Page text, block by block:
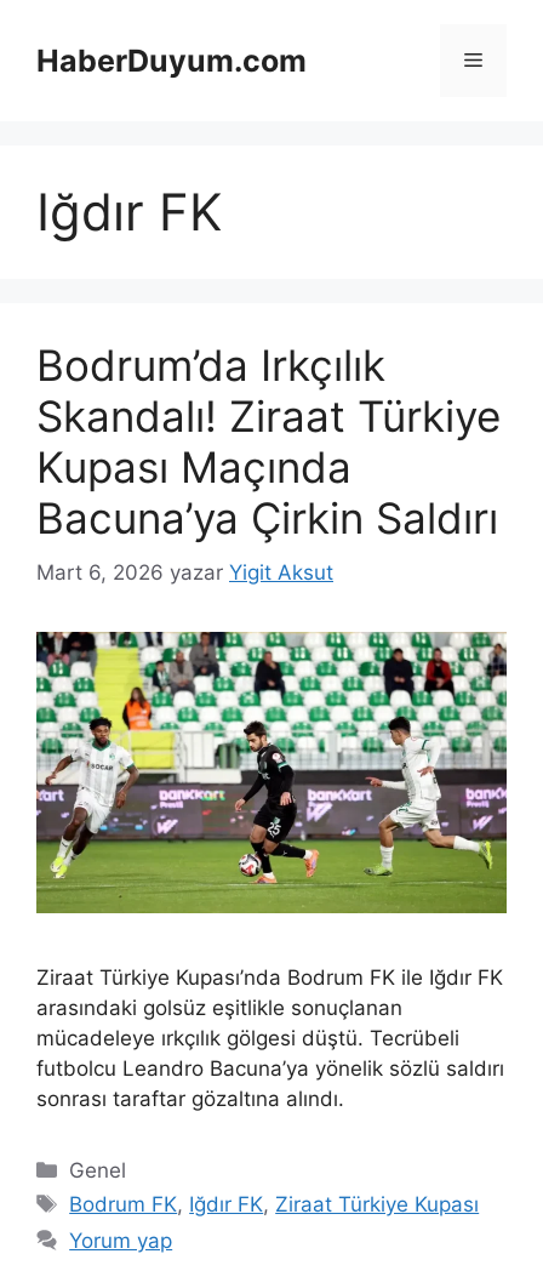
HaberDuyum.com Menü
Iğdır FK
Bodrum’da Irkçılık
Skandalı! Ziraat Türkiye
Kupası Maçında
Bacuna’ya Çirkin Saldırı
Mart 6, 2026 yazar Yigit Aksut
Ziraat Türkiye Kupası’nda Bodrum FK ile Iğdır FK
arasındaki golsüz eşitlikle sonuçlanan
mücadeleye ırkçılık gölgesi düştü. Tecrübeli
futbolcu Leandro Bacuna’ya yönelik sözlü saldırı
sonrası taraftar gözaltına alındı.
Kategoriler
Genel
Etiketler
Bodrum FK, Iğdır FK, Ziraat Türkiye Kupası
Yorum yap